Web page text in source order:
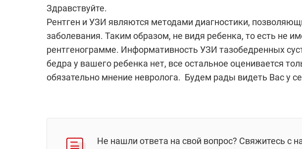
Здравствуйте.
Рентген и УЗИ являются методами диагностики,
заболевания. Таким образом, не видя ребенка, то есть не
рентгенограмме. Информативность УЗИ тазобедренных
бедра у вашего ребенка нет, все остальное оценивается
обязательно мнение невролога. Будем рады видеть Вас у
Не нашли ответа на свой вопрос? Свяжитесь с